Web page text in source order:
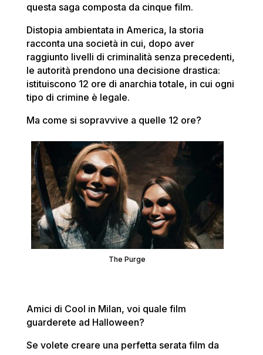
questa saga composta da cinque film.
Distopia ambientata in America, la storia
racconta una società in cui, dopo aver
raggiunto livelli di criminalità senza precedenti,
le autorità prendono una decisione drastica:
istituiscono 12 ore di anarchia totale, in cui ogni
tipo di crimine è legale.
Ma come si sopravvive a quelle 12 ore?
The Purge
Amici di Cool in Milan, voi quale film
guarderete ad Halloween?
Se volete creare una perfetta serata film da